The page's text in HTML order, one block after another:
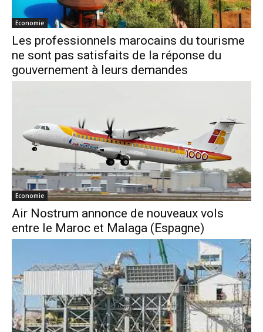
Economie
Les professionnels marocains du tourisme
ne sont pas satisfaits de la réponse du
gouvernement à leurs demandes
Economie
Air Nostrum annonce de nouveaux vols
entre le Maroc et Malaga (Espagne)